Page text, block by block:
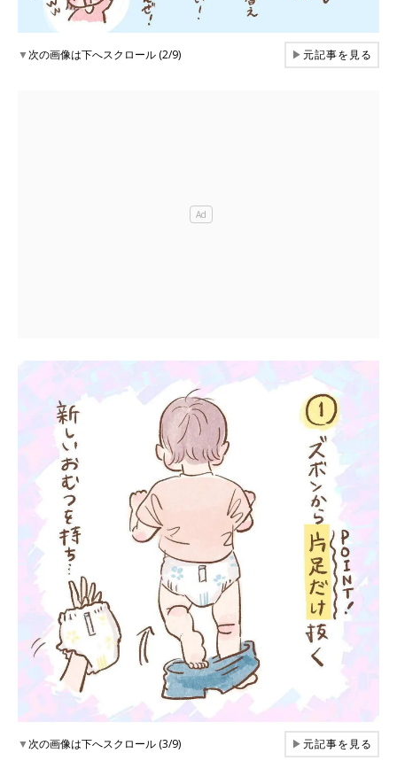
▼次の画像は下へスクロール (2/9) ▶元記事を見る
▼次の画像は下へスクロール (3/9) ▶元記事を見る